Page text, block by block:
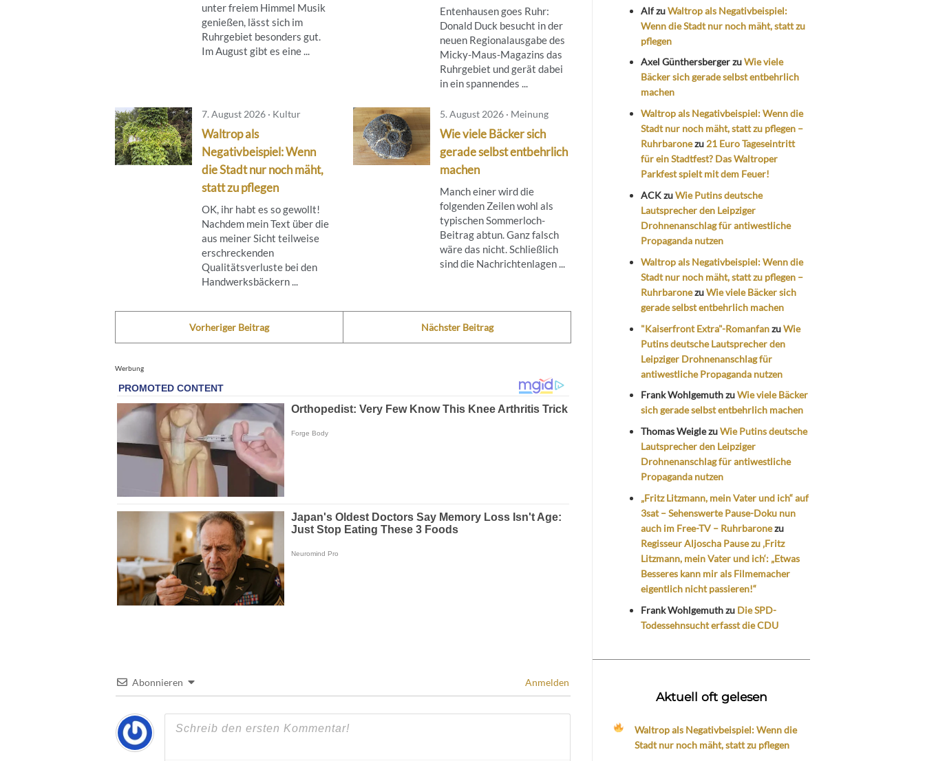
unter freiem Himmel Musik
genießen, lässt sich im
Ruhrgebiet besonders gut.
Im August gibt es eine ...
Entenhausen goes Ruhr:
Donald Duck besucht in der
neuen Regionalausgabe des
Micky‑Maus‑Magazins das
Ruhrgebiet und gerät dabei
in ein spannendes ...
7. August 2026 · Kultur
Waltrop als
Negativbeispiel: Wenn
die Stadt nur noch mäht,
statt zu pflegen
OK, ihr habt es so gewollt!
Nachdem mein Text über die
aus meiner Sicht teilweise
erschreckenden
Qualitätsverluste bei den
Handwerksbäckern ...
5. August 2026 · Meinung
Wie viele Bäcker sich
gerade selbst entbehrlich
machen
Manch einer wird die
folgenden Zeilen wohl als
typischen Sommerloch-
Beitrag abtun. Ganz falsch
wäre das nicht. Schließlich
sind die Nachrichtenlagen ...
Vorheriger Beitrag Nächster Beitrag
Werbung
Abonnieren Anmelden
AlfzuWaltrop als Negativbeispiel:
Wenn die Stadt nur noch mäht, statt zu
pflegen
Axel GünthersbergerzuWie viele
Bäcker sich gerade selbst entbehrlich
machen
Waltrop als Negativbeispiel: Wenn die
Stadt nur noch mäht, statt zu pflegen –
Ruhrbaronezu 21 Euro Tageseintritt
für ein Stadtfest? Das Waltroper
Parkfest spielt mit dem Feuer!
ACKzuWie Putins deutsche
Lautsprecher den Leipziger
Drohnenanschlag für antiwestliche
Propaganda nutzen
Waltrop als Negativbeispiel: Wenn die
Stadt nur noch mäht, statt zu pflegen –
RuhrbaronezuWie viele Bäcker sich
gerade selbst entbehrlich machen
"Kaiserfront Extra"-RomanfanzuWie
Putins deutsche Lautsprecher den
Leipziger Drohnenanschlag für
antiwestliche Propaganda nutzen
Frank WohlgemuthzuWie viele Bäcker
sich gerade selbst entbehrlich machen
Thomas WeiglezuWie Putins deutsche
Lautsprecher den Leipziger
Drohnenanschlag für antiwestliche
Propaganda nutzen
„Fritz Litzmann, mein Vater und ich“ auf
3sat – Sehenswerte Pause-Doku nun
auch im Free-TV – Ruhrbaronezu
Regisseur Aljoscha Pause zu ‚Fritz
Litzmann, mein Vater und ich‘: „Etwas
Besseres kann mir als Filmemacher
eigentlich nicht passieren!“
Frank Wohlgemuthzu Die SPD-
Todessehnsucht erfasst die CDU
Aktuell oft gelesen
Waltrop als Negativbeispiel: Wenn die
Stadt nur noch mäht, statt zu pflegen